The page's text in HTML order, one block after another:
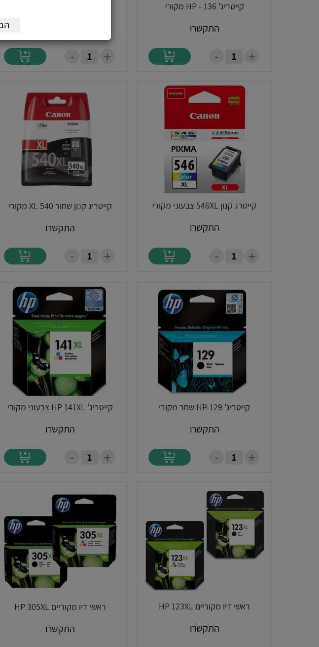
קייטריג' HP - 136 מקורי
התקשרו
+
-
+
-
קייטרג קנון 546XL צבעוני מקורי
התקשרו
+
-
קייטריג קנון שחור XL 540 מקורי
התקשרו
+
-
קייטריג' HP-129 שחר מקורי
התקשרו
+
-
קייטריג' HP 141XL צבעוני מקורי
התקשרו
+
-
ראשי דיו מקוריים HP 123XL
התקשרו
ראשי דיו מקוריים HP 305XL
התקשרו